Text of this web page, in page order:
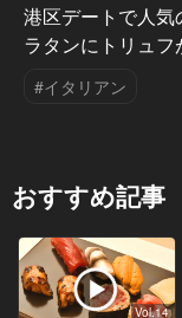
港区デートで人
ラタンにトリュフ
#イタリアン
おすすめ記事
Vol.14